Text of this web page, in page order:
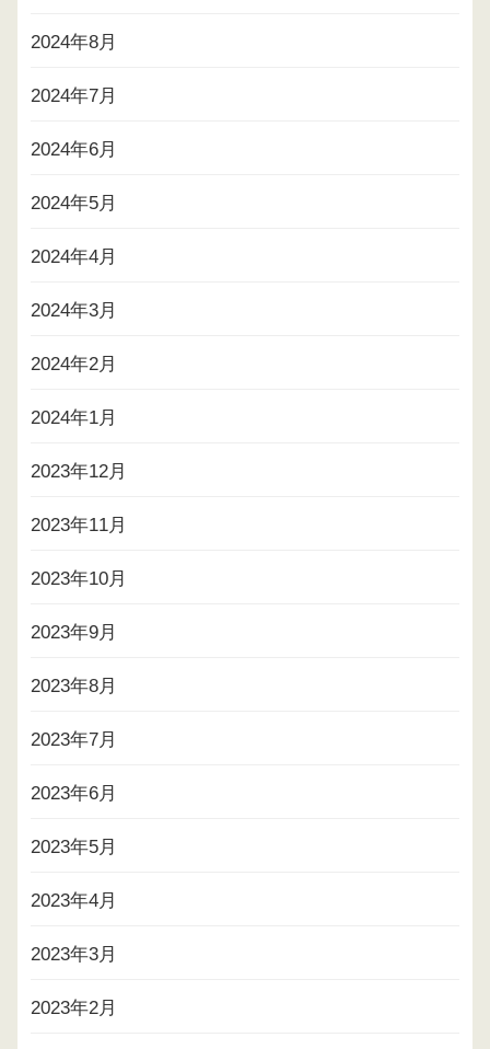
2024年8月
2024年7月
2024年6月
2024年5月
2024年4月
2024年3月
2024年2月
2024年1月
2023年12月
2023年11月
2023年10月
2023年9月
2023年8月
2023年7月
2023年6月
2023年5月
2023年4月
2023年3月
2023年2月